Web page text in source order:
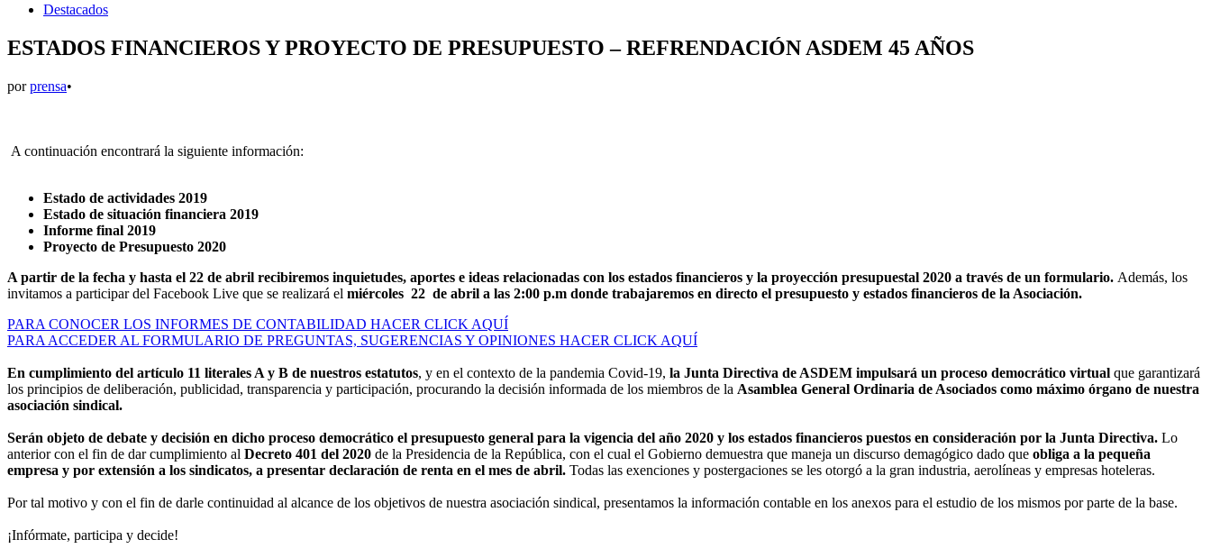
Destacados
ESTADOS FINANCIEROS Y PROYECTO DE PRESUPUESTO – REFRENDACIÓN ASDEM 45 AÑOS
porprensa•
A continuación encontrará la siguiente información:
Estado de actividades 2019
Estado de situación financiera 2019
Informe final 2019
Proyecto de Presupuesto 2020
A partir de la fecha y hasta el 22 de abril recibiremos inquietudes, aportes e ideas relacionadas con los estados financieros y la proyección presupuestal 2020 a través de un formulario. Además, los
invitamos a participar del Facebook Live que se realizará el miércoles 22 de abril a las 2:00 p.m donde trabajaremos en directo el presupuesto y estados financieros de la Asociación.
PARA CONOCER LOS INFORMES DE CONTABILIDAD HACER CLICK AQUÍ
PARA ACCEDER AL FORMULARIO DE PREGUNTAS, SUGERENCIAS Y OPINIONES HACER CLICK AQUÍ
En cumplimiento del artículo 11 literales A y B de nuestros estatutos, y en el contexto de la pandemia Covid-19, la Junta Directiva de ASDEM impulsará un proceso democrático virtual que garantizará
los principios de deliberación, publicidad, transparencia y participación, procurando la decisión informada de los miembros de la Asamblea General Ordinaria de Asociados como máximo órgano de nuestra
asociación sindical.
Serán objeto de debate y decisión en dicho proceso democrático el presupuesto general para la vigencia del año 2020 y los estados financieros puestos en consideración por la Junta Directiva. Lo
anterior con el fin de dar cumplimiento al Decreto 401 del 2020 de la Presidencia de la República, con el cual el Gobierno demuestra que maneja un discurso demagógico dado que obliga a la pequeña
empresa y por extensión a los sindicatos, a presentar declaración de renta en el mes de abril. Todas las exenciones y postergaciones se les otorgó a la gran industria, aerolíneas y empresas hoteleras.
Por tal motivo y con el fin de darle continuidad al alcance de los objetivos de nuestra asociación sindical, presentamos la información contable en los anexos para el estudio de los mismos por parte de la base.
¡Infórmate, participa y decide!